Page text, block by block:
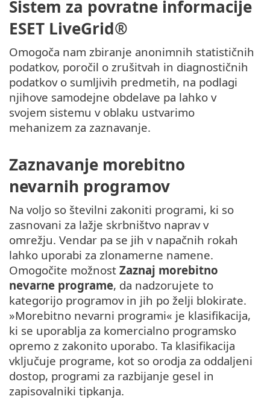
Sistem za povratne informacije
ESET LiveGrid®
Omogoča nam zbiranje anonimnih statističnih
podatkov, poročil o zrušitvah in diagnostičnih
podatkov o sumljivih predmetih, na podlagi
njihove samodejne obdelave pa lahko v
svojem sistemu v oblaku ustvarimo
mehanizem za zaznavanje.
Zaznavanje morebitno
nevarnih programov
Na voljo so številni zakoniti programi, ki so
zasnovani za lažje skrbništvo naprav v
omrežju. Vendar pa se jih v napačnih rokah
lahko uporabi za zlonamerne namene.
Omogočite možnost Zaznaj morebitno
nevarne programe, da nadzorujete to
kategorijo programov in jih po želji blokirate.
»Morebitno nevarni programi« je klasifikacija,
ki se uporablja za komercialno programsko
opremo z zakonito uporabo. Ta klasifikacija
vključuje programe, kot so orodja za oddaljeni
dostop, programi za razbijanje gesel in
zapisovalniki tipkanja.